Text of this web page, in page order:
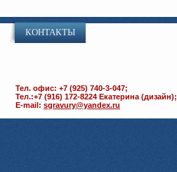
КОНТАКТЫ
Тел. офис: +7 (925) 740-3-047;
Тел.:+7 (916) 172-8224 Екатерина (дизайн);
E-mail: sgravury@yandex.ru